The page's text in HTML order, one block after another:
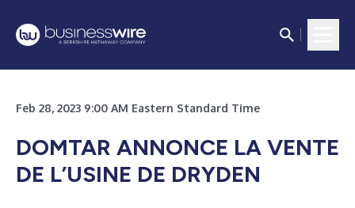
Feb 28, 2023 9:00 AM Eastern Standard Time
DOMTAR ANNONCE LA VENTE
DE L’USINE DE DRYDEN